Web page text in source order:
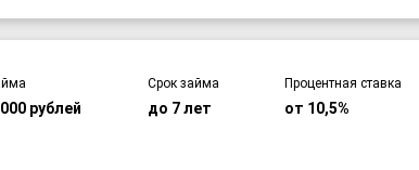
рублей
Срок займа
до 7 лет
Процентная ставка
от 10,5%